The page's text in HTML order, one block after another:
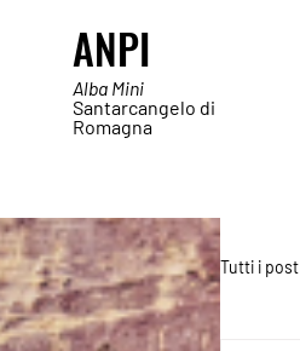
ANPI
Alba Mini
Santarcangelo di
Romagna
Tutti i post